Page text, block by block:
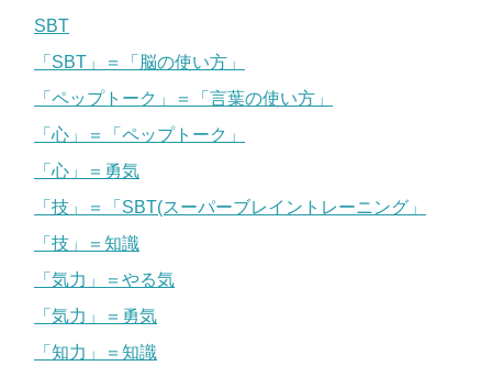
SBT
「SBT」＝「脳の使い方」
「ペップトーク」＝「言葉の使い方」
「心」＝「ペップトーク」
「心」＝勇気
「技」＝「SBT(スーパーブレイントレーニング」
「技」＝知識
「気力」＝やる気
「気力」＝勇気
「知力」＝知識